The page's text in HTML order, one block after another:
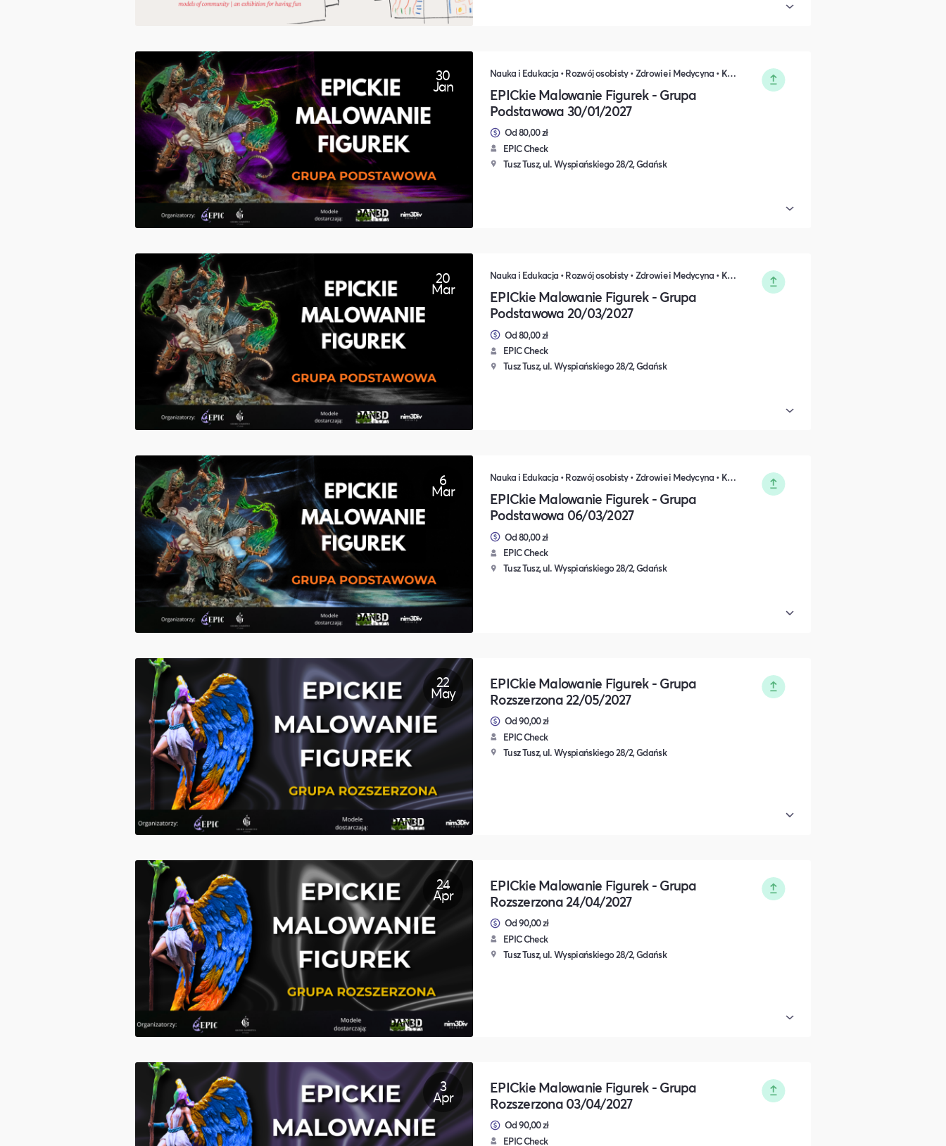
30
Jan
Nauka i Edukacja • Rozwój osobisty • Zdrowie i Medycyna • Kultura i Sztuka • DIY, Majsterkowanie, Hobby
EPICkie Malowanie Figurek - Grupa
Podstawowa 30/01/2027
Od 80,00 zł
EPIC Check
Tusz Tusz, ul. Wyspiańskiego 28/2, Gdańsk
20
Mar
Nauka i Edukacja • Rozwój osobisty • Zdrowie i Medycyna • Kultura i Sztuka • DIY, Majsterkowanie, Hobby
EPICkie Malowanie Figurek - Grupa
Podstawowa 20/03/2027
Od 80,00 zł
EPIC Check
Tusz Tusz, ul. Wyspiańskiego 28/2, Gdańsk
6
Mar
Nauka i Edukacja • Rozwój osobisty • Zdrowie i Medycyna • Kultura i Sztuka • DIY, Majsterkowanie, Hobby
EPICkie Malowanie Figurek - Grupa
Podstawowa 06/03/2027
Od 80,00 zł
EPIC Check
Tusz Tusz, ul. Wyspiańskiego 28/2, Gdańsk
22
May
EPICkie Malowanie Figurek - Grupa
Rozszerzona 22/05/2027
Od 90,00 zł
EPIC Check
Tusz Tusz, ul. Wyspiańskiego 28/2, Gdańsk
24
Apr
EPICkie Malowanie Figurek - Grupa
Rozszerzona 24/04/2027
Od 90,00 zł
EPIC Check
Tusz Tusz, ul. Wyspiańskiego 28/2, Gdańsk
3
Apr
EPICkie Malowanie Figurek - Grupa
Rozszerzona 03/04/2027
Od 90,00 zł
EPIC Check